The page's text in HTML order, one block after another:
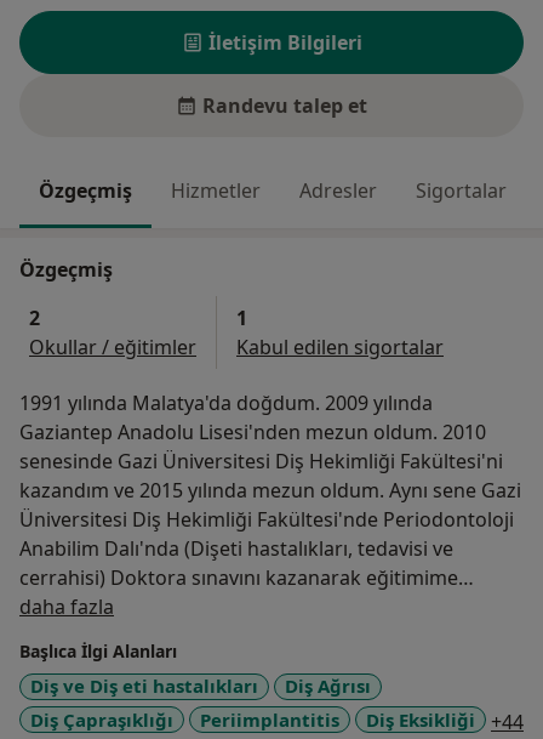
İletişim Bilgileri
Randevu talep et
Özgeçmiş Hizmetler Adresler Sigortalar
Özgeçmiş
2
Okullar / eğitimler
1
Kabul edilen sigortalar
1991 yılında Malatya'da doğdum. 2009 yılında
Gaziantep Anadolu Lisesi'nden mezun oldum. 2010
senesinde Gazi Üniversitesi Diş Hekimliği Fakültesi'ni
kazandım ve 2015 yılında mezun oldum. Aynı sene Gazi
Üniversitesi Diş Hekimliği Fakültesi'nde Periodontoloji
Anabilim Dalı'nda (Dişeti hastalıkları, tedavisi ve
cerrahisi) Doktora sınavını kazanarak eğitimime
başladım. 2022 yılında doktora eğitimimi başarı ile
tamamlayarak "COVID-19 tanısı konmuş hastaların
oral hijyen alışkanlıklarındaki değişimlerin ve
sebeplerinin incelenmesi" adlı tezim ile Periodontoloji
Doktoru (PhD.) ve Dr. Dt. ünvanları ile mezun oldum.
daha fazla
Başlıca İlgi Alanları
Diş ve Diş eti hastalıkları
Diş Ağrısı
Diş Çapraşıklığı
Periimplantitis Diş Eksikliği +44